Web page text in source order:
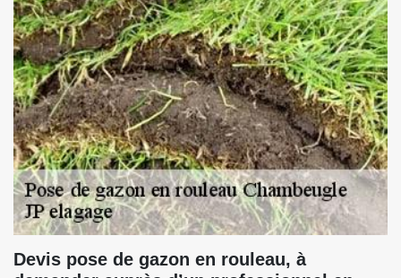
Devis pose de gazon en rouleau, à